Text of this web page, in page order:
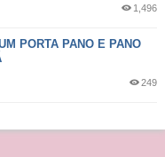
1,496
PORTA PANO E PANO
249